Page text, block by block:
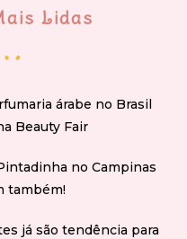
Lidas
árabe no Brasil
Beauty Fair
no Campinas
também!
já são tendência para